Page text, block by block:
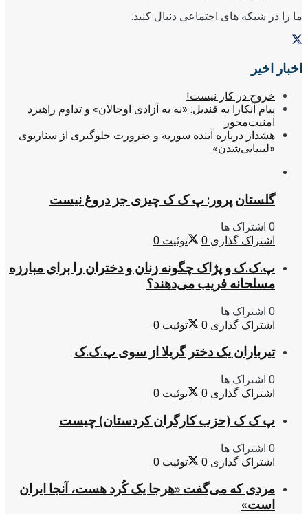
ما را در شبکه های اجتماعی دنبال کنید:
اخبار اخیر
خروج در کار نیست!
پیام آنکارا به قندیل: «نه به آزادی اوجالان» و تداوم راهبرد
امنیت‌محور
هشدار درباره آینده سوریه و ضرورت جلوگیری از سناریوی
«لیبیایی‌شدن»
گلستان پرور: پ ک ک چیزی جز دروغ نیست
0 اشتراک ها
اشتراک گذاری 0 توئیت 0
پ.ک.ک و پژاک چگونه زنان و دختران را برای مبارزه
مسلحانه فریب می‌دهند؟
0 اشتراک ها
اشتراک گذاری 0 توئیت 0
تیرباران یک دختر گریلا از سوی پ.ک.ک
0 اشتراک ها
اشتراک گذاری 0 توئیت 0
پ ک ک (حزب کارگران کردستان) چیست
0 اشتراک ها
اشتراک گذاری 0 توئیت 0
مردی که می‌گفت «هرجا یک کُرد هست، آنجا ایران
است»